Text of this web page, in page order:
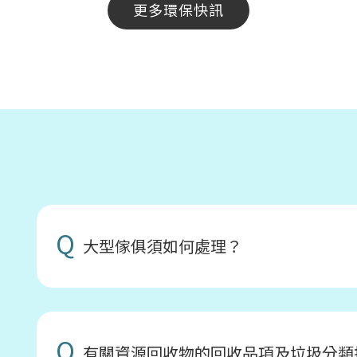
更多環保快訊
Q 大型傢俱須如何處理？
Q